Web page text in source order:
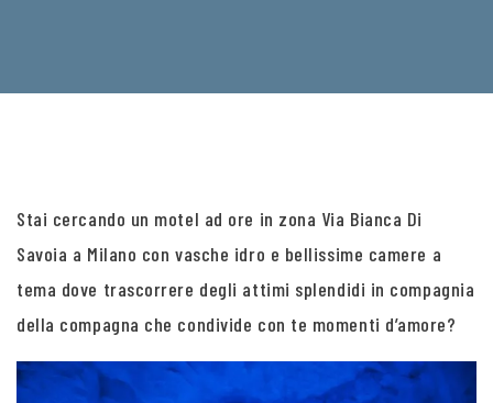
Stai cercando un motel ad ore in zona Via Bianca Di
Savoia a Milano con vasche idro e bellissime camere a
tema dove trascorrere degli attimi splendidi in compagnia
della compagna che condivide con te momenti d’amore?